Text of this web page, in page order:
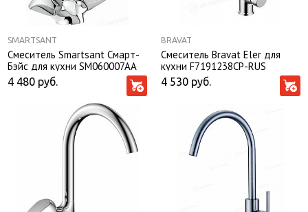
SMARTSANT
Смеситель Smartsant Смарт-
Бэйс для кухни SM060007AA
4 480 руб.
BRAVAT
Смеситель Bravat Eler для
кухни F7191238CP-RUS
4 530 руб.